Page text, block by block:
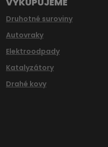
Druhotné suroviny
Autovraky
Elektroodpady
Katalyzátory
Drahé kovy